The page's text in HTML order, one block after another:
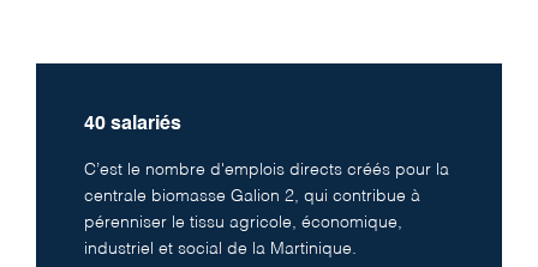
40 salariés
C’est le nombre d'emplois directs créés pour la
centrale biomasse Galion 2, qui contribue à
pérenniser le tissu agricole, économique,
industriel et social de la Martinique.